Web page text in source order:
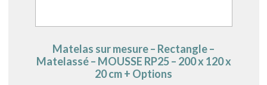
Matelas sur mesure – Rectangle –
Matelassé – MOUSSE RP25 – 200 x 120 x
20 cm + Options